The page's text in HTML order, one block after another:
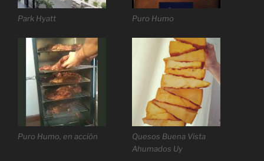
Park Hyatt Puro Humo
Puro Humo, en acción
Quesos Buena Vista
Ahumados Uy